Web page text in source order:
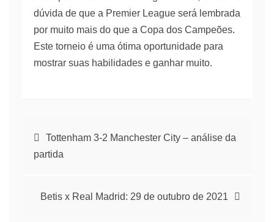
dúvida de que a Premier League será lembrada
por muito mais do que a Copa dos Campeões.
Este torneio é uma ótima oportunidade para
mostrar suas habilidades e ganhar muito.
Navegação
de
artigos
Tottenham 3-2 Manchester City – análise da
partida
Betis x Real Madrid: 29 de outubro de 2021